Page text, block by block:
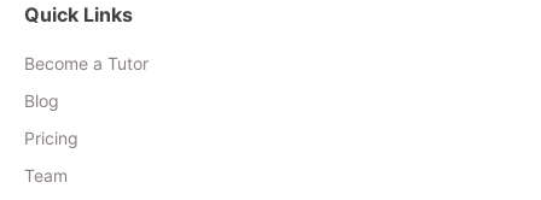
Quick Links
Become a Tutor
Blog
Pricing
Team